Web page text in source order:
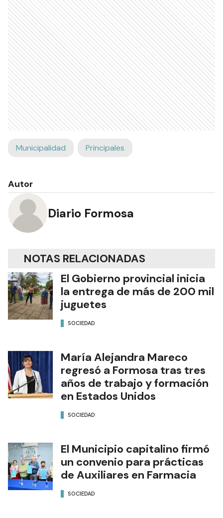
Municipalidad Principales
Autor
Diario Formosa
NOTAS RELACIONADAS
El Gobierno provincial inicia
la entrega de más de 200 mil
juguetes
SOCIEDAD
María Alejandra Mareco
regresó a Formosa tras tres
años de trabajo y formación
en Estados Unidos
SOCIEDAD
El Municipio capitalino firmó
un convenio para prácticas
de Auxiliares en Farmacia
SOCIEDAD